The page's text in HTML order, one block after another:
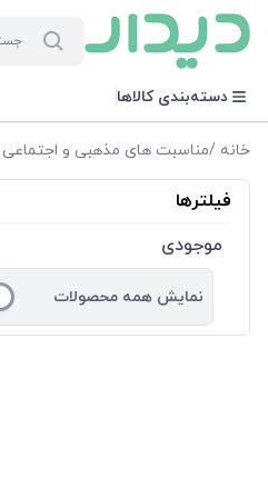
دسته‌بندی کالاها
خانه /مناسبت های مذهبی و اجتماعی
فیلترها
موجودی
نمایش همه محصولات